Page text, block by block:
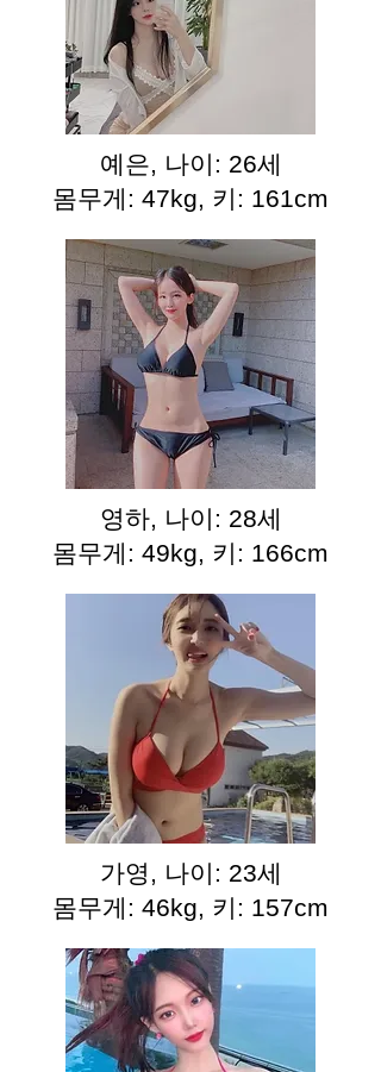
예은, 나이: 26세
몸무게: 47kg, 키: 161cm
영하, 나이: 28세
몸무게: 49kg, 키: 166cm
가영, 나이: 23세
몸무게: 46kg, 키: 157cm